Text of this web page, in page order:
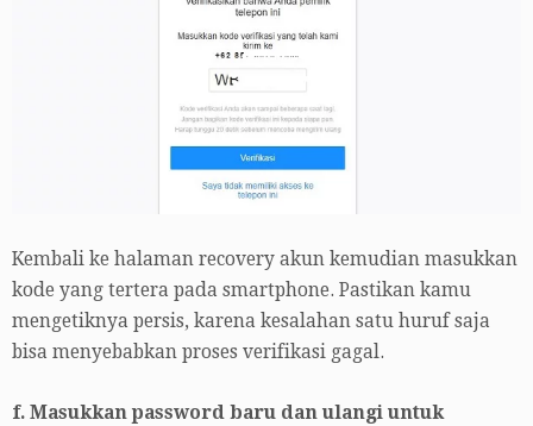
Kembali ke halaman recovery akun kemudian masukkan
kode yang tertera pada smartphone. Pastikan kamu
mengetiknya persis, karena kesalahan satu huruf saja
bisa menyebabkan proses verifikasi gagal.
f. Masukkan password baru dan ulangi untuk